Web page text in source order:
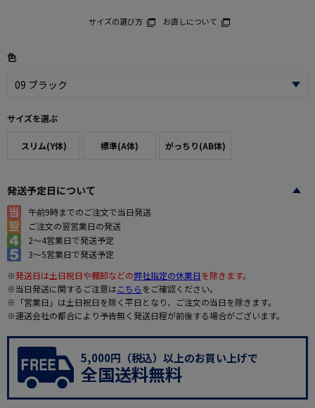
サイズの選び方 お直しについて
色
サイズを選ぶ
スリム(Y体) 標準(A体) がっちり(AB体)
発送予定日について
午前9時までのご注文で当日発送
ご注文の翌営業日の発送
2～4営業日で発送予定
3～5営業日で発送予定
※発送日は土日祝日や棚卸などの弊社指定の休業日を除きます。
※当日発送に関するご注意はこちらをご確認ください。
※「営業日」は土日祝日を除く平日となり、ご注文の当日を除きます。
※運送会社の都合により予告無く発送日程が前後する場合がございます。
5,000円（税込）以上のお買い上げで
全国送料無料